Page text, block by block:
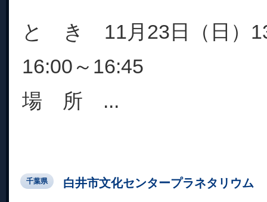
と き 11月23日（日）
16:00～16:45
場 所 ...
千葉県 白井市文化センタープラネタリウム